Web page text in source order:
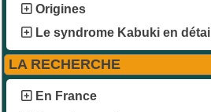
Origines
Le syndrome Kabuki en détail
LA RECHERCHE
En France